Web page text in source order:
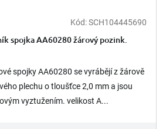
Kód:SCH104445690
spojka AA60280 žárový pozink.
spojky AA60280 se vyrábějí z žárově
plechu o tloušťce 2,0 mm a jsou
vyztužením. velikost A...